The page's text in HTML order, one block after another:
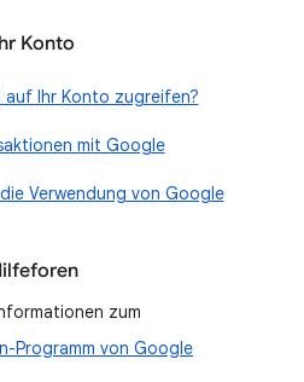
Konto
auf Ihr Konto zugreifen?
mit Google
Verwendung von Google
zum
Programm von Google